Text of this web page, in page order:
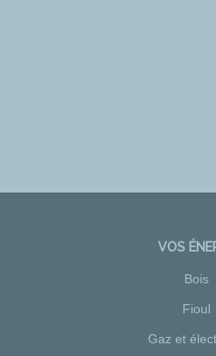
VOS
Bois
Fioul
Gaz et